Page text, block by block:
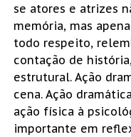
se atores e atrizes
memória, mas
todo respeito,
contação de
estrutural. Ação
cena. Ação
ação física à
importante em